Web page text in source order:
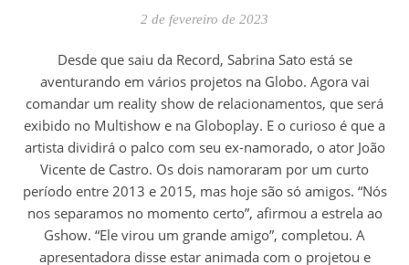
2 de fevereiro de 2023
Desde que saiu da Record, Sabrina Sato está se
aventurando em vários projetos na Globo. Agora vai
comandar um reality show de relacionamentos, que será
exibido no Multishow e na Globoplay. E o curioso é que a
artista dividirá o palco com seu ex-namorado, o ator João
Vicente de Castro. Os dois namoraram por um curto
período entre 2013 e 2015, mas hoje são só amigos. “Nós
nos separamos no momento certo”, afirmou a estrela ao
Gshow. “Ele virou um grande amigo”, completou. A
apresentadora disse estar animada com o projetou e